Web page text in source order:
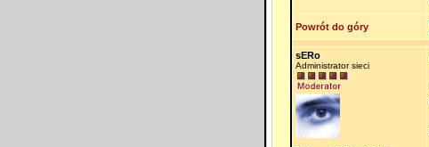
Powrót do góry
sERo
Administrator sieci